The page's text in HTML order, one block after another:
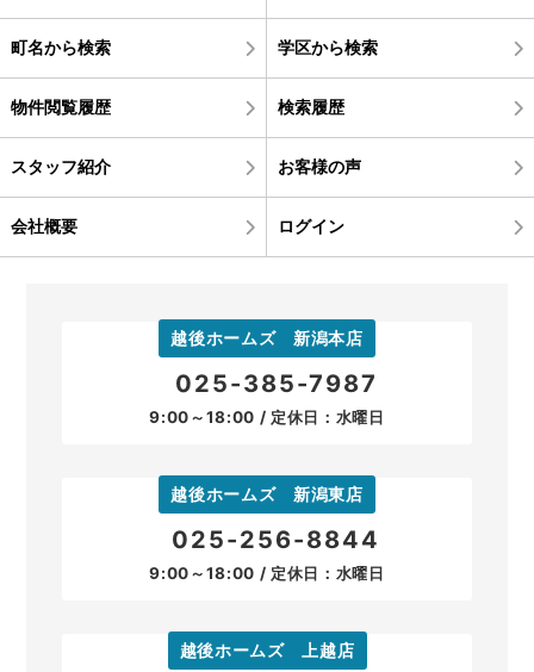
町名から検索 学区から検索
物件閲覧履歴 検索履歴
スタッフ紹介 お客様の声
会社概要 ログイン
越後ホームズ 新潟本店
025-385-7987
9:00～18:00 / 定休日：水曜日
越後ホームズ 新潟東店
025-256-8844
9:00～18:00 / 定休日：水曜日
越後ホームズ 上越店